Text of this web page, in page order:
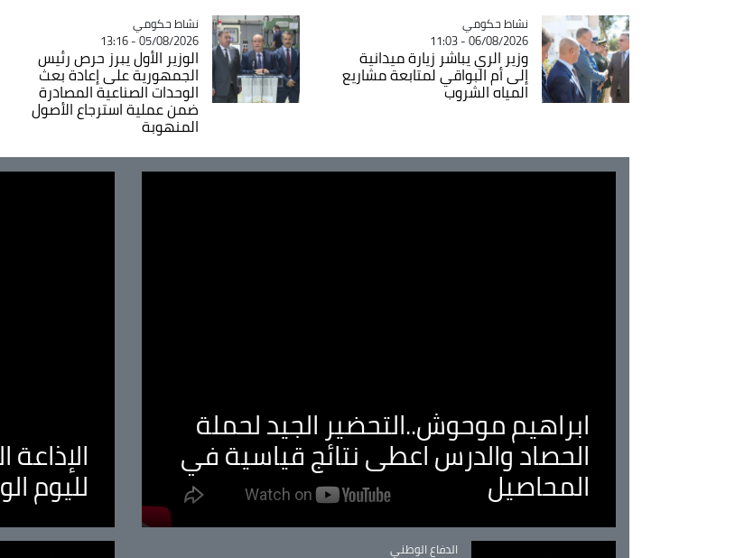
Catégorie
نشاط حكومي
06/08/2026 - 11:03
وزير الري يباشر زيارة ميدانية
إلى أم البواقي لمتابعة مشاريع
المياه الشروب
Catégorie
نشاط حكومي
05/08/2026 - 13:16
الوزير الأول يبرز حرص رئيس
الجمهورية على إعادة بعث
الوحدات الصناعية المصادرة
ضمن عملية استرجاع الأصول
المنهوبة
ابراهيم موحوش..التحضير الجيد لحملة
الحصاد والدرس اعطى نتائج قياسية في
المحاصيل لليوم
Catégorie
الدفاع الوطني